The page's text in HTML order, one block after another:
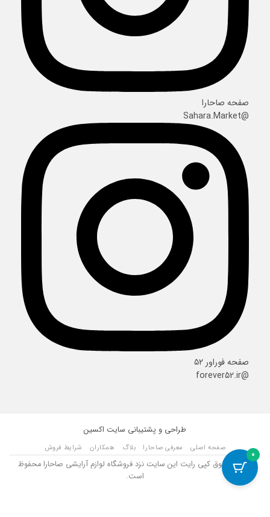
صفحه صاحارا
@Sahara.Market
صفحه فوراور ۵۲
@forever52.ir
طراحی و پشتیبانی سایت اکسین
صفحه اصلی معرفی صاحارا بلاگ همکاران شرایط فروش
تمامی حقوق کپی رایت این سایت نزد فروشگاه لوازم آرایشی صاحارا محفوظ
است.
0